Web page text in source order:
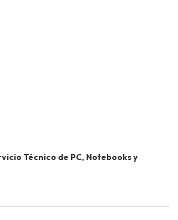
Técnico de PC, Notebooks y